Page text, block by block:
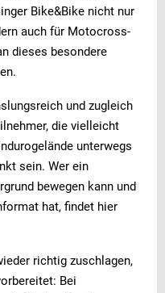
Bike&Bike nicht nur
auch für Motocross-
dieses besondere
und zugleich
die vielleicht
unterwegs
sein. Wer ein
bewegen kann und
hat, findet hier
richtig zuschlagen,
Bei